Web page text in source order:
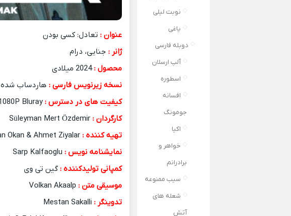
عنوان : تعادل: کسی بودن
ژانر : جنایی، درام
محصول :2024 میلادی
نسخه زیرنویس فارسی : هاردساب شده
کیفیت های در دسترس :HQ480P, HD720P, FullHD1080P Bluray
کارگردان : Süleyman Mert Özdemir
تهیه کننده : Bugra Dellalbasi, Sarp Kalfaoglu, Can Okan & Ahmet Ziyalar
نمایشنامه نویس :
کمپانی تولیدکننده : گین تی وی
موسیقی متن :
تدوینگر :
نوبت لیلی
یاغی
دوبله فارسی
آلپ ارسلان
اسطوره
افسانه
جومونگ
اکیا
خواهر و
برادرانم
سیب ممنوعه
شعله های
آتش